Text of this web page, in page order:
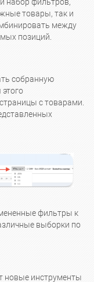
товары, так и
между
позиций.
собранную
страницы с товарами.
фильтры к
выборки по
новые инструменты